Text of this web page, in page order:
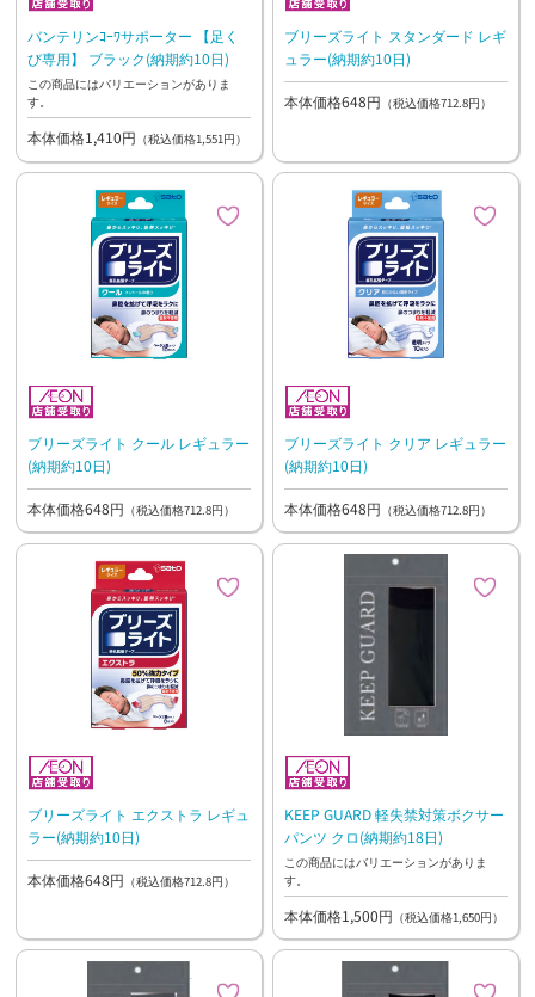
バンテリンｺｰﾜサポーター 【足く
び専用】 ブラック(納期約10日)
この商品にはバリエーションがありま
す。
本体価格1,410円 （税込価格1,551円）
ブリーズライト スタンダード レギ
ュラー(納期約10日)
本体価格648円 （税込価格712.8円）
ブリーズライト クール レギュラー
(納期約10日)
本体価格648円 （税込価格712.8円）
ブリーズライト クリア レギュラー
(納期約10日)
本体価格648円 （税込価格712.8円）
ブリーズライト エクストラ レギュ
ラー(納期約10日)
本体価格648円 （税込価格712.8円）
KEEP GUARD 軽失禁対策ボクサー
パンツ クロ(納期約18日)
この商品にはバリエーションがありま
す。
本体価格1,500円 （税込価格1,650円）